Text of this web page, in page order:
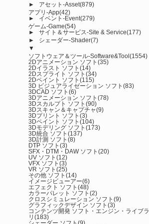
► アセット-Asset(879)
アプリ-App(42)
►
イベント-Event(279)
ゲーム-Game(54)
►
サイト＆サービス-Site & Service(177)
►
シェーダー-Shader(7)
▼
ソフトウェア＆ツール-Software&Tool(1554)
2Dアニメーション ソフト (35)
2Dイラスト ソフト (14)
2Dスプライト ソフト (34)
2Dペイント ソフト (115)
3D ビジュアライゼーション ソフト (83)
3DCAD ソフト (6)
3Dアニメーション ソフト (78)
3Dスカルプト ソフト (90)
3Dスキャン＆キャプチャ(9)
3Dプリント ソフト (3)
3Dペイント ソフト (104)
3Dモデリング ソフト (173)
3D統合 ソフト (137)
3D計測 ソフト (8)
DTP ソフト (3)
SFX・DTM・DAW ソフト (20)
UV ソフト (12)
VFX ソフト (3)
VR ソフト (25)
その他 ソフト (14)
イメージビューアー(6)
エフェクト ソフト (48)
カラーパレット ソフト (2)
クロスシミュレーション ソフト (9)
グラフィックデザイン ソフト (3)
コンテンツ開発 ソフト・エンジン・ライブラ
リ (183)